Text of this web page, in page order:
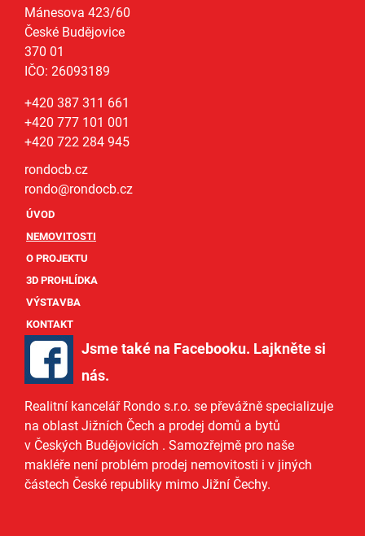
Mánesova 423/60
České Budějovice
370 01
IČO: 26093189
+420 387 311 661
+420 777 101 001
+420 722 284 945
rondocb.cz
rondo@rondocb.cz
ÚVOD
NEMOVITOSTI
O PROJEKTU
3D PROHLÍDKA
VÝSTAVBA
KONTAKT
Jsme také na Facebooku. Lajkněte si
nás.
Realitní kancelář Rondo s.r.o. se převážně specializuje
na oblast Jižních Čech a prodej domů a bytů
v Českých Budějovicích . Samozřejmě pro naše
makléře není problém prodej nemovitosti i v jiných
částech České republiky mimo Jižní Čechy.